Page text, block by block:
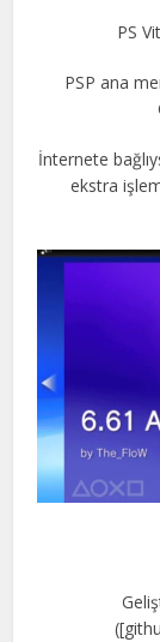
PS
PSP ana
İnternete
ekstra